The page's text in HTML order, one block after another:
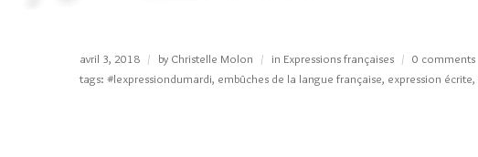
avril 3, 2018 by Christelle Molon in Expressions françaises 0 comments
tags: #lexpressiondumardi, embûches de la langue française, expression écrite,